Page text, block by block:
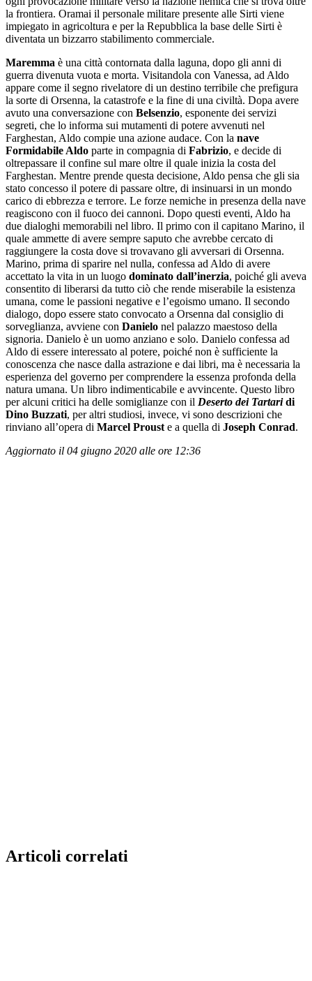
la frontiera. Oramai il personale militare presente alle Sirti viene
impiegato in agricoltura e per la Repubblica la base delle Sirti è
diventata un bizzarro stabilimento commerciale.
Maremma è una città contornata dalla laguna, dopo gli anni di
guerra divenuta vuota e morta. Visitandola con Vanessa, ad Aldo
appare come il segno rivelatore di un destino terribile che prefigura
la sorte di Orsenna, la catastrofe e la fine di una civiltà. Dopa avere
avuto una conversazione con Belsenzio, esponente dei servizi
segreti, che lo informa sui mutamenti di potere avvenuti nel
Farghestan, Aldo compie una azione audace. Con la nave
Formidabile Aldo parte in compagnia di Fabrizio, e decide di
oltrepassare il confine sul mare oltre il quale inizia la costa del
Farghestan. Mentre prende questa decisione, Aldo pensa che gli sia
stato concesso il potere di passare oltre, di insinuarsi in un mondo
carico di ebbrezza e terrore. Le forze nemiche in presenza della nave
reagiscono con il fuoco dei cannoni. Dopo questi eventi, Aldo ha
due dialoghi memorabili nel libro. Il primo con il capitano Marino, il
quale ammette di avere sempre saputo che avrebbe cercato di
raggiungere la costa dove si trovavano gli avversari di Orsenna.
Marino, prima di sparire nel nulla, confessa ad Aldo di avere
accettato la vita in un luogo dominato dall’inerzia, poiché gli aveva
consentito di liberarsi da tutto ciò che rende miserabile la esistenza
umana, come le passioni negative e l’egoismo umano. Il secondo
dialogo, dopo essere stato convocato a Orsenna dal consiglio di
sorveglianza, avviene con Danielo nel palazzo maestoso della
signoria. Danielo è un uomo anziano e solo. Danielo confessa ad
Aldo di essere interessato al potere, poiché non è sufficiente la
conoscenza che nasce dalla astrazione e dai libri, ma è necessaria la
esperienza del governo per comprendere la essenza profonda della
natura umana. Un libro indimenticabile e avvincente. Questo libro
per alcuni critici ha delle somiglianze con il Deserto dei Tartari di
Dino Buzzati, per altri studiosi, invece, vi sono descrizioni che
rinviano all’opera di Marcel Proust e a quella di Joseph Conrad.
Aggiornato il 04 giugno 2020 alle ore 12:36
Articoli correlati